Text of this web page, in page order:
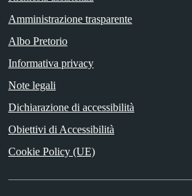
Amministrazione trasparente
Albo Pretorio
Informativa privacy
Note legali
Dichiarazione di accessibilità
Obiettivi di Accessibilità
Cookie Policy (UE)